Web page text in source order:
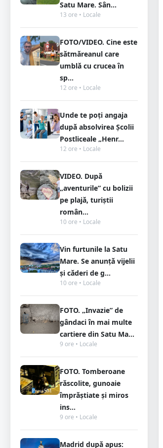
Satu Mare. Sân...
13 ore • Locale
FOTO/VIDEO. Cine este
sătmăreanul care
umblă cu crucea în
sp...
12 ore • Locale
Unde te poți angaja
după absolvirea Școlii
Postliceale „Henr...
12 ore • Locale
VIDEO. După
„aventurile” cu bolizii
pe plajă, turiștii
român...
10 ore • Locale
Vin furtunile la Satu
Mare. Se anunță vijelii
și căderi de g...
10 ore • Locale
FOTO. „Invazie” de
gândaci în mai multe
cartiere din Satu Ma...
9 ore • Locale
FOTO. Tomberoane
răscolite, gunoaie
împrăștiate și miros
ins...
9 ore • Locale
Madrid după apus: